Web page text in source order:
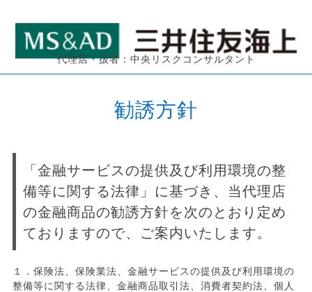
代理店・扱者：中央リスクコンサルタント
勧誘方針
「金融サービスの提供及び利用環境の整
備等に関する法律」に基づき、当代理店
の金融商品の勧誘方針を次のとおり定め
ておりますので、ご案内いたします。
１．保険法、保険業法、金融サービスの提供及び利用環境の
整備等に関する法律、金融商品取引法、消費者契約法、個人